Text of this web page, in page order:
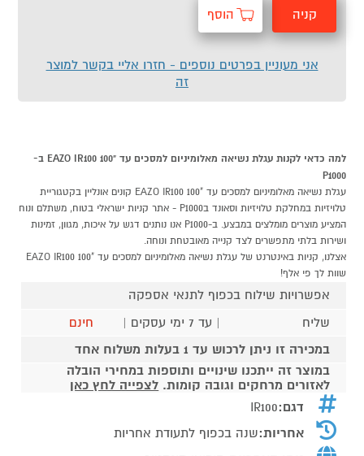
קניה הוסף
אני מעוניין בפרטים נוספים - חזרו אליי בקשר למוצר
זה
למה כדאי לקנות עגלת נשיאה מאלומיניום למסכים עד "100 EAZO IR100 ב-
P1000
עגלת נשיאה מאלומיניום למסכים עד "100 EAZO IR100 קונים אונליין בקטגוריית
טלויזיות במחלקת טלויזיות וסאונד בP1000 - אתר קניות ישראלי בטוח, משתלם ונוח
המציע מוצרים מומלצים במבצע. ב-P1000 אנו נותנים דגש על איכות, מגוון, זמינות
ושירות בלתי מתפשרים לצד קנייה מאובטחת ונוחה.
אצלנו, קניות באינטרנט של עגלת נשיאה מאלומיניום למסכים עד "100 EAZO IR100
שוות לך פי אלף!
אפשרויות שילוח בכפוף לתנאי אספקה
שליח
| עד 7 ימי עסקים |
חינם
במכירה זו ניתן לרכוש עד 1 בעלות משלוח אחד
במוצר זה ייתכנו שינויים ותוספות במחירי הובלה
לאזורים מרחקים וגובה קומות. לצפייה לחץ כאן
דגם:IR100
אחריות:שנה בכפוף לתעודת אחריות